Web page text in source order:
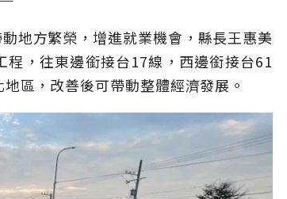
地方繁榮，增進就業機會，縣長王惠美
，往東邊銜接台17線，西邊銜接台61
區，改善後可帶動整體經濟發展。